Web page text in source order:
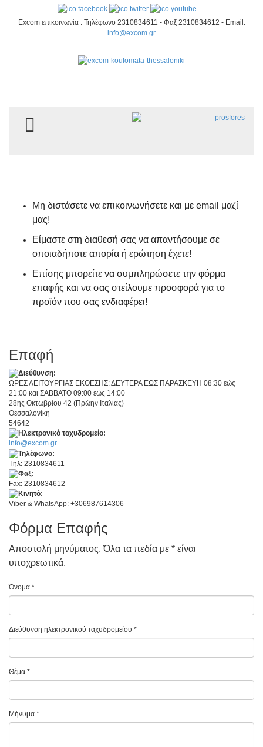
Excom επικοινωνία : Τηλέφωνο 2310834611 - Φαξ 2310834612 - Email:
info@excom.gr
TOGGLE MENU
Μη διστάσετε να επικοινωνήσετε και με email μαζί
μας!
Είμαστε στη διαθεσή σας να απαντήσουμε σε
οποιαδήποτε απορία ή ερώτηση έχετε!
Επίσης μπορείτε να συμπληρώσετε την φόρμα
επαφής και να σας στείλουμε προσφορά για το
προϊόν που σας ενδιαφέρει!
Επαφή
ΩΡΕΣ ΛΕΙΤΟΥΡΓΙΑΣ ΕΚΘΕΣΗΣ: ΔΕΥΤΕΡΑ ΕΩΣ ΠΑΡΑΣΚΕΥΗ 08:30 εώς
21:00 και ΣΑΒΒΑΤΟ 09:00 εώς 14:00
28ης Οκτωβρίου 42 (Πρώην Ιταλίας)
Θεσσαλονίκη
54642
info@excom.gr
Tηλ: 2310834611
Fax: 2310834612
Viber & WhatsApp: +306987614306
Φόρμα Επαφής
Αποστολή μηνύματος. Όλα τα πεδία με * είναι
υποχρεωτικά.
Όνομα *
Διεύθυνση ηλεκτρονικού ταχυδρομείου *
Θέμα *
Μήνυμα *